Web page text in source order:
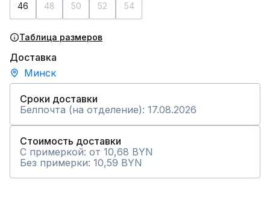
46 48 50 52 54
Таблица размеров
Доставка
Минск
Сроки доставки
Белпочта (на отделение): 17.08.2026
Стоимость доставки
С примеркой: от 10,68 BYN
Без примерки: 10,59 BYN